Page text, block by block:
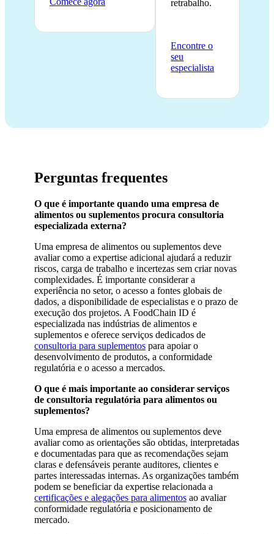
retrabalho.
Encontre o
seu
especialista
Perguntas frequentes
O que é importante quando uma empresa de
alimentos ou suplementos procura consultoria
especializada externa?
Uma empresa de alimentos ou suplementos deve
avaliar como a expertise adicional ajudará a reduzir
riscos, carga de trabalho e incertezas sem criar novas
complexidades. É importante considerar a
experiência no setor, o acesso a fontes globais de
dados, a disponibilidade de especialistas e o prazo de
execução dos projetos. A FoodChain ID é
especializada nas indústrias de alimentos e
suplementos e oferece serviços dedicados de
consultoria para suplementos para apoiar o
desenvolvimento de produtos, a conformidade
regulatória e o acesso a mercados.
O que é mais importante ao considerar serviços
de consultoria regulatória para alimentos ou
suplementos?
Uma empresa de alimentos ou suplementos deve
avaliar como as orientações são obtidas, interpretadas
e documentadas para que as recomendações sejam
claras e defensáveis perante auditores, clientes e
partes interessadas internas. As organizações também
podem se beneficiar da expertise relacionada a
certificações e alegações para alimentos ao avaliar
conformidade regulatória e posicionamento de
mercado.